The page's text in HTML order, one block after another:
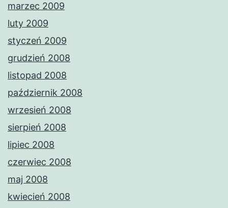
marzec 2009
luty 2009
styczeń 2009
grudzień 2008
listopad 2008
październik 2008
wrzesień 2008
sierpień 2008
lipiec 2008
czerwiec 2008
maj 2008
kwiecień 2008